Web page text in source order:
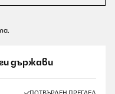
държави